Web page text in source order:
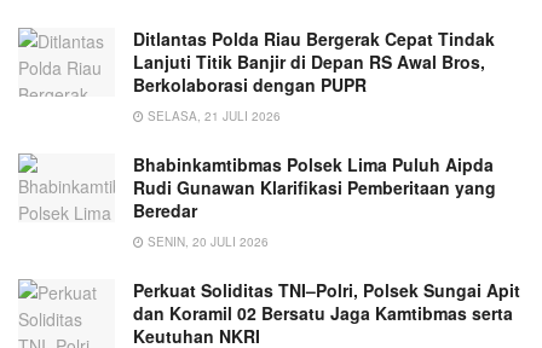
Ditlantas Polda Riau Bergerak Cepat Tindak
Lanjuti Titik Banjir di Depan RS Awal Bros,
Berkolaborasi dengan PUPR
SELASA, 21 JULI 2026
Bhabinkamtibmas Polsek Lima Puluh Aipda
Rudi Gunawan Klarifikasi Pemberitaan yang
Beredar
SENIN, 20 JULI 2026
Perkuat Soliditas TNI–Polri, Polsek Sungai Apit
dan Koramil 02 Bersatu Jaga Kamtibmas serta
Keutuhan NKRI